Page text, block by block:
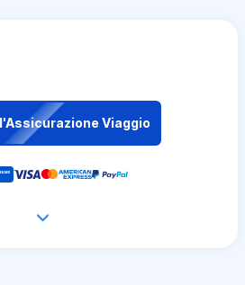
Viaggio